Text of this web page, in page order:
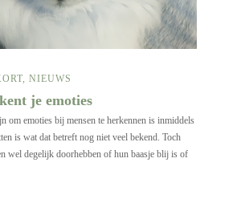
, NIEUWS
je emoties
om emoties bij mensen te herkennen is inmiddels
is wat dat betreft nog niet veel bekend. Toch
wel degelijk doorhebben of hun baasje blij is of